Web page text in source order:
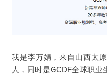
我是李万娟，来自山西太
人，同时是GCDF全球职业